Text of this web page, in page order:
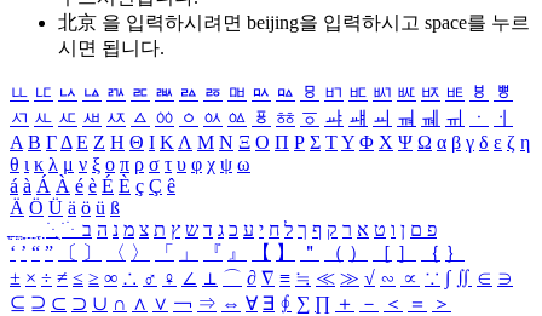
北京 을 입력하시려면 beijing을 입력하시고 space를 누르
시면 됩니다.
ㅥ ㅦ ㅧ ㅨ ㅩ ㅪ ㅫ ㅬ ㅭ ㅮ ㅯ ㅰ ㅱ ㅲ ㅳ ㅴ ㅵ ㅶ ㅷ ㅸ
ㅹ
ㅺ ㅻ ㅼ ㅽ ㅾ ㅿ ㆀ ㆁ ㆂ ㆃ ㆄ ㆅ ㆆ ㆇ ㆈ ㆉ ㆊ ㆋ ㆌ ㆍ
ㆎ
Α Β ΓΔ Ε Ζ Η Θ Ι ΚΛ Μ Ν Ξ Ο Π Ρ Σ ΤΥ Φ Χ Ψ Ω α β γ δ ε ζ η
θ ι κ λ μ ν ξ ο π ρ σ τ υ φ χ ψ ω
á à Á À é è É È ç Ç ê
Ä Ö Ü ä ö ü ß
ִֶֹ ֻּ ׁׂ פ ם ן ו ט א ר ק ף ך ל ח י ע כ ג ד ש ץ ת צ מ נ ה ב
‘ ’ “ ” 〔 〕 〈 〉 「 」 『 』 【 】 ＂ （ ） ［ ］ ｛ ｝
± × ÷ ≠ ≤ ≥ ∞ ∴ ♂ ♀ ∠ ⊥ ⌒ ∂ ∇ ≡ ≒ ≪ ≫ √ ∽ ∝ ∵ ∫ ∬ ∈ ∋
⊆ ⊇ ⊂ ⊃ ∪ ∩ ∧ ∨ ￢ ⇒ ⇔ ∀ ∃ ∮ ∑ ∏ ＋ － ＜ ＝
＞